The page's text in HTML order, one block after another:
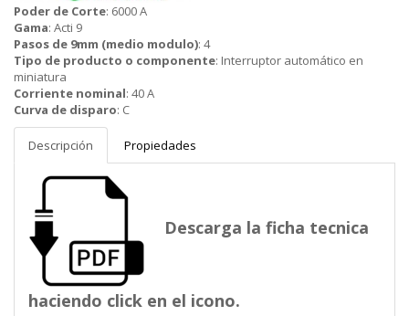
Schneider
Poder de Corte: 6000 A
Gama: Acti 9
Pasos de 9mm (medio modulo): 4
Tipo de producto o componente: Interruptor automático en
miniatura
Corriente nominal: 40 A
Curva de disparo: C
Descripción Propiedades
Descarga la ficha tecnica
haciendo click en el icono.